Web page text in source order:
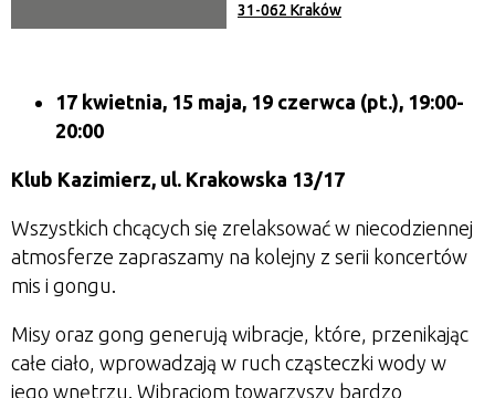
31-062 Kraków
17 kwietnia, 15 maja, 19 czerwca (pt.), 19:00-
20:00
Klub Kazimierz, ul. Krakowska 13/17
Wszystkich chcących się zrelaksować w niecodziennej
atmosferze zapraszamy na kolejny z serii koncertów
mis i gongu.
Misy oraz gong generują wibracje, które, przenikając
całe ciało, wprowadzają w ruch cząsteczki wody w
jego wnętrzu. Wibracjom towarzyszy bardzo